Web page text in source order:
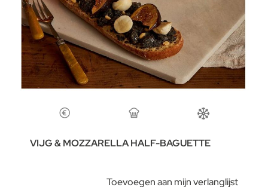
VIJG & MOZZARELLA HALF-BAGUETTE
Toevoegen aan mijn verlanglijst